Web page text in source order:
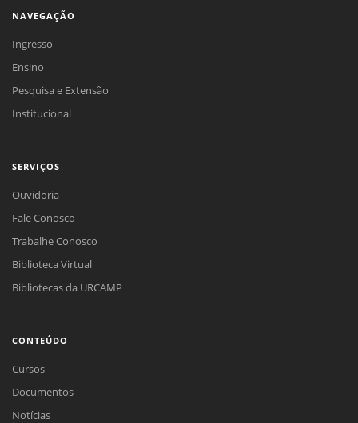
NAVEGAÇÃO
Ingresso
Ensino
Pesquisa e Extensão
Institucional
SERVIÇOS
Ouvidoria
Fale Conosco
Trabalhe Conosco
Biblioteca Virtual
Bibliotecas da URCAMP
CONTEÚDO
Cursos
Documentos
Notícias